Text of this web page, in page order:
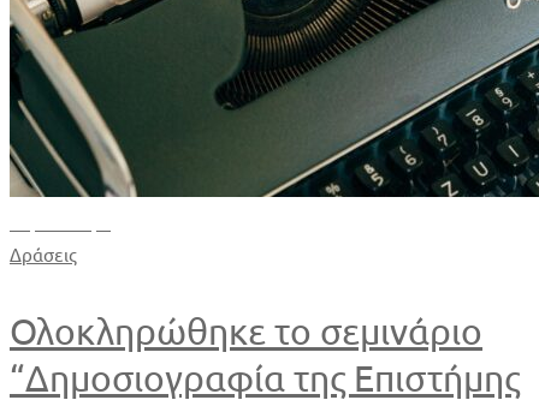
Δράσεις
Ολοκληρώθηκε το σεμινάριο
“Δημοσιογραφία της Επιστήμης